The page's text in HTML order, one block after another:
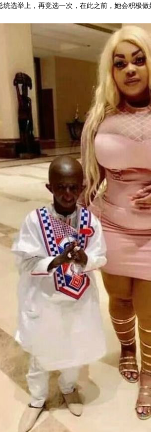
统选举上，再竞选一次，在此之前，她会积极做